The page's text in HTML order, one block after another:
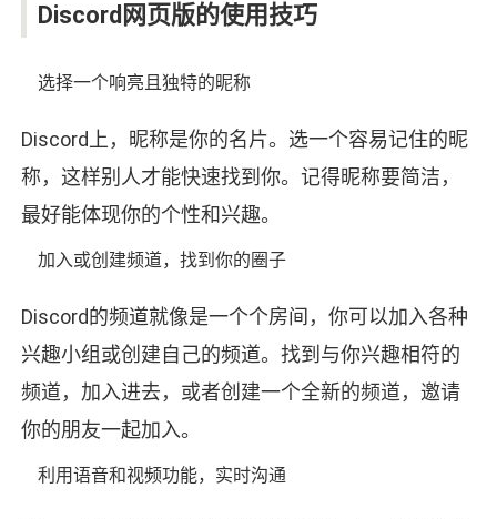
Discord网页版的使用技巧
选择一个响亮且独特的昵称
Discord上，昵称是你的名片。选一个容易记住的昵
称，这样别人才能快速找到你。记得昵称要简洁，
最好能体现你的个性和兴趣。
加入或创建频道，找到你的圈子
Discord的频道就像是一个个房间，你可以加入各种
兴趣小组或创建自己的频道。找到与你兴趣相符的
频道，加入进去，或者创建一个全新的频道，邀请
你的朋友一起加入。
利用语音和视频功能，实时沟通